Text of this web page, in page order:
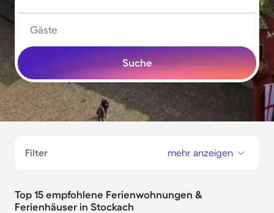
Gäste
Suche
Filter mehr anzeigen
Top 15 empfohlene Ferienwohnungen &
Ferienhäuser in Stockach